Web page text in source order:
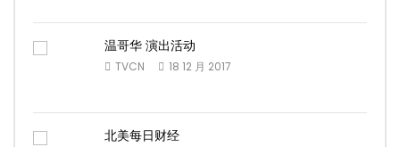
温哥华 演出活动
TVCN 18 12 月 2017
北美每日财经